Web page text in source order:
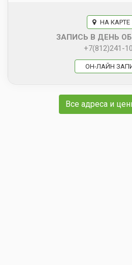
НА КАРТЕ
ЗАПИСЬ В ДЕНЬ
+7(812)241-
ОН-ЛАЙН
Все адреса и